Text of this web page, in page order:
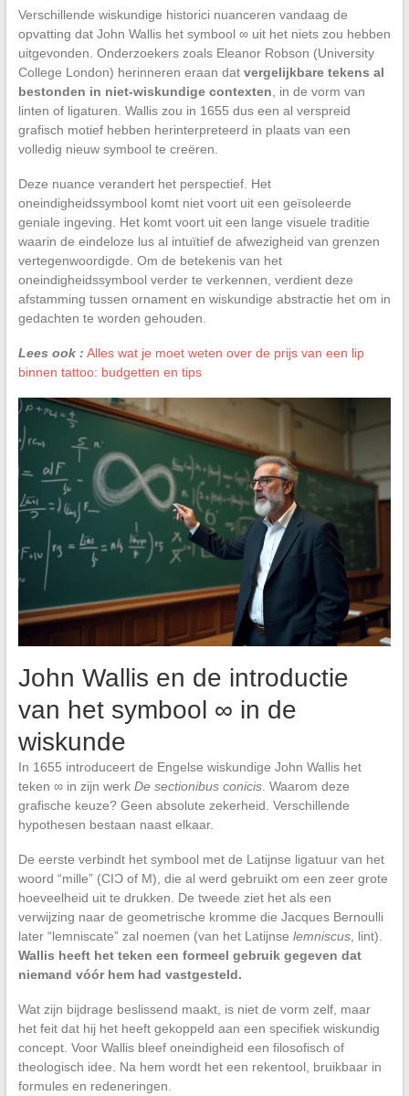
Verschillende wiskundige historici nuanceren vandaag de
opvatting dat John Wallis het symbool ∞ uit het niets zou hebben
uitgevonden. Onderzoekers zoals Eleanor Robson (University
College London) herinneren eraan dat vergelijkbare tekens al
bestonden in niet-wiskundige contexten , in de vorm van
linten of ligaturen. Wallis zou in 1655 dus een al verspreid
grafisch motief hebben herinterpreteerd in plaats van een
volledig nieuw symbool te creëren.
Deze nuance verandert het perspectief. Het
oneindigheidssymbool komt niet voort uit een geïsoleerde
geniale ingeving. Het komt voort uit een lange visuele traditie
waarin de eindeloze lus al intuïtief de afwezigheid van grenzen
vertegenwoordigde. Om de betekenis van het
oneindigheidssymbool verder te verkennen, verdient deze
afstamming tussen ornament en wiskundige abstractie het om in
gedachten te worden gehouden.
Lees ook : Alles wat je moet weten over de prijs van een lip
binnen tattoo: budgetten en tips
John Wallis en de introductie
van het symbool ∞ in de
wiskunde
In 1655 introduceert de Engelse wiskundige John Wallis het
teken ∞ in zijn werk De sectionibus conicis. Waarom deze
grafische keuze? Geen absolute zekerheid. Verschillende
hypothesen bestaan naast elkaar.
De eerste verbindt het symbool met de Latijnse ligatuur van het
woord “mille” (CIƆ of M), die al werd gebruikt om een zeer grote
hoeveelheid uit te drukken. De tweede ziet het als een
verwijzing naar de geometrische kromme die Jacques Bernoulli
later “lemniscate” zal noemen (van het Latijnse lemniscus, lint).
Wallis heeft het teken een formeel gebruik gegeven dat
niemand vóór hem had vastgesteld.
Wat zijn bijdrage beslissend maakt, is niet de vorm zelf, maar
het feit dat hij het heeft gekoppeld aan een specifiek wiskundig
concept. Voor Wallis bleef oneindigheid een filosofisch of
theologisch idee. Na hem wordt het een rekentool, bruikbaar in
formules en redeneringen.